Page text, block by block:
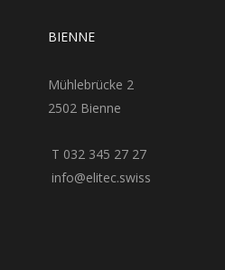
BIENNE
Mühlebrücke 2
2502 Bienne
T 032 345 27 27
info@elitec.swiss